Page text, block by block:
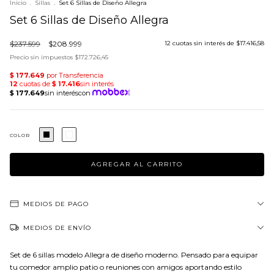
Inicio . Sillas . Set 6 Sillas de Diseño Allegra
Set 6 Sillas de Diseño Allegra
$237.599 $208.999 12 cuotas sin interés de $17.416,58
Precio sin impuestos $172.726,45
COLOR
MEDIOS DE PAGO
MEDIOS DE ENVÍO
Set de 6 sillas modelo Allegra de diseño moderno. Pensado para equipar
tu comedor amplio patio o reuniones con amigos aportando estilo